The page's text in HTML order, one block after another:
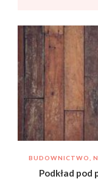
BUDOWNICTWO,
Podkład pod